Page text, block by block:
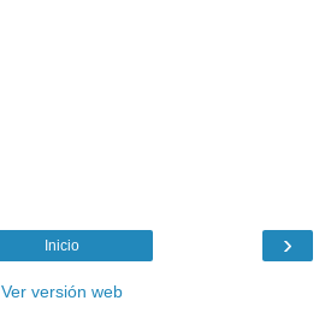
›
Inicio
Ver versión web